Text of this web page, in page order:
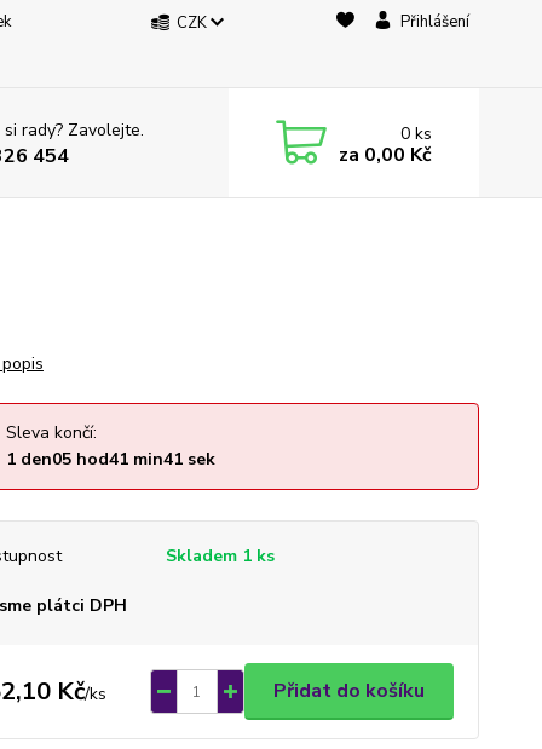
CZK Přihlášení
rady? Zavolejte.
454
0ks
za 0,00 Kč
Sleva končí:
1 den05hod41min41sek
Skladem 1 ks
plátci DPH
Kč/ks Přidat do košíku